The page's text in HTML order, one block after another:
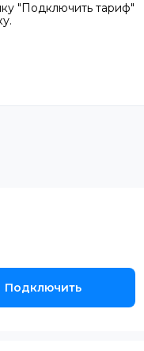
"Подключить тариф"
Подключить